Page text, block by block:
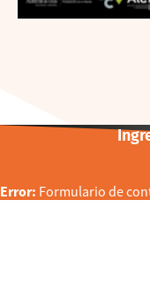
Error: Formulario de